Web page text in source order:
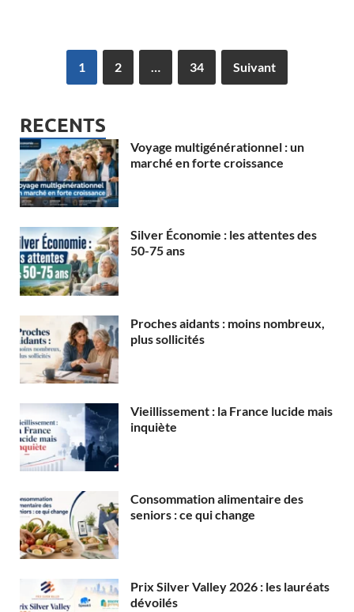
1 2 … 34 Suivant
RECENTS
Voyage multigénérationnel : un
marché en forte croissance
Silver Économie : les attentes des
50-75 ans
Proches aidants : moins nombreux,
plus sollicités
Vieillissement : la France lucide mais
inquiète
Consommation alimentaire des
seniors : ce qui change
Prix Silver Valley 2026 : les lauréats
dévoilés